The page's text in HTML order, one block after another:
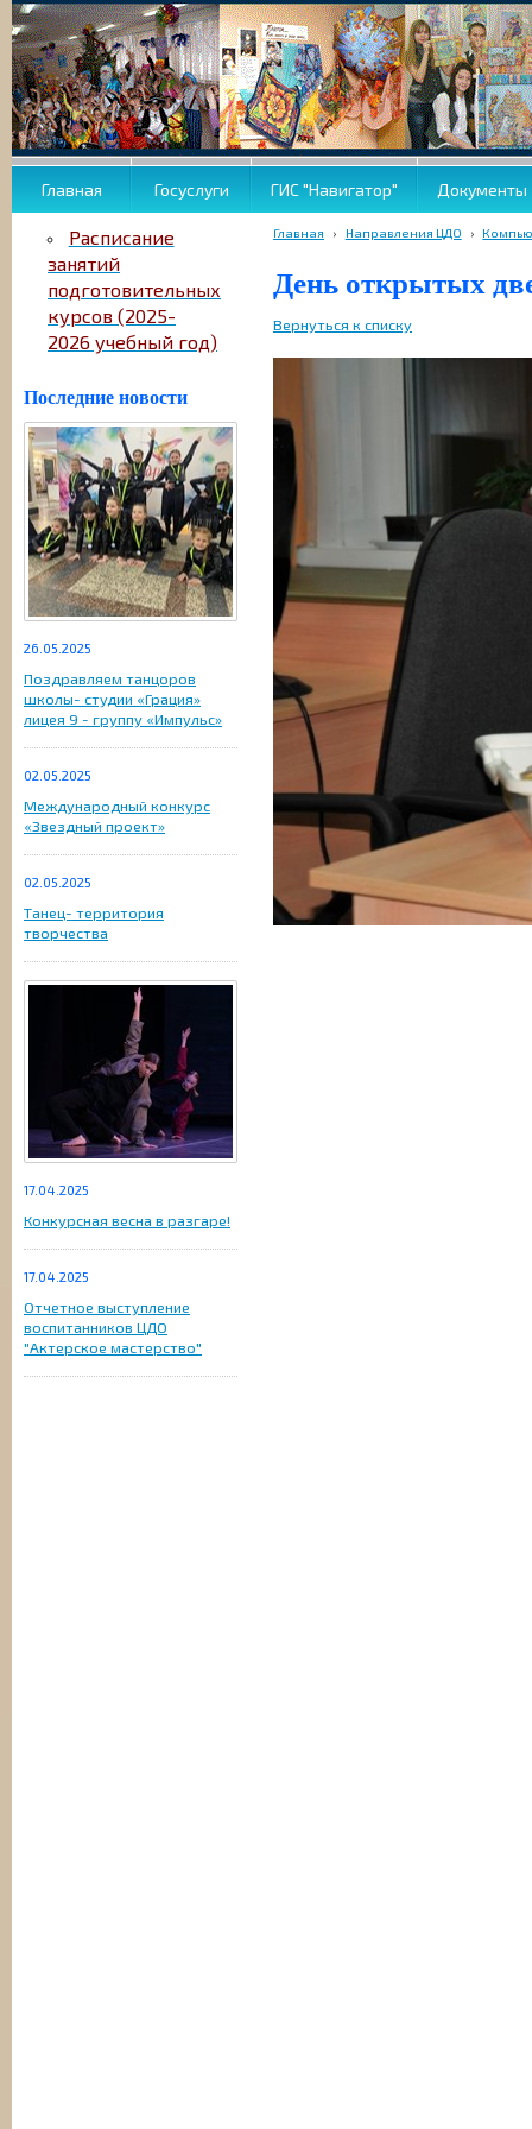
Главная Госуслуги ГИС "Навигатор" Документы
Расписание
занятий
подготовительных
курсов (2025-
2026 учебный год)
Последние новости
26.05.2025
Поздравляем танцоров
школы- студии «Грация»
лицея 9 - группу «Импульс»
02.05.2025
Международный конкурс
«Звездный проект»
02.05.2025
Танец- территория
творчества
17.04.2025
Конкурсная весна в разгаре!
17.04.2025
Отчетное выступление
воспитанников ЦДО
"Актерское мастерство"
Главная › Направления ЦДО ›
День открытых
Вернуться к списку